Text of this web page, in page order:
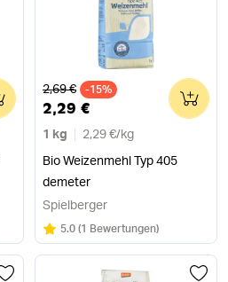
Alter Preis
2,69 € -15%
2,29 €
1 kg 2,29 €/ kg
Bio Weizenmehl Typ 405
demeter
0
Spielberger
Bewertung:
5.0/5
(1 Bewertungen)